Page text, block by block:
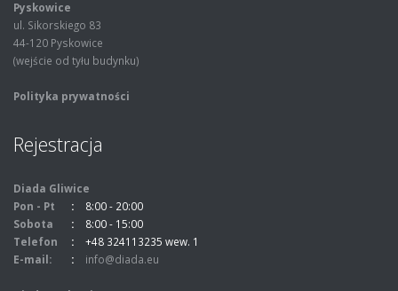
Pyskowice
ul. Sikorskiego 83
44-120 Pyskowice
(wejście od tyłu budynku)
Polityka prywatności
Rejestracja
Diada Gliwice
Pon - Pt
8:00 - 20:00
Sobota
8:00 - 15:00
Telefon
+48 324113235 wew. 1
E-mail:
info@diada.eu